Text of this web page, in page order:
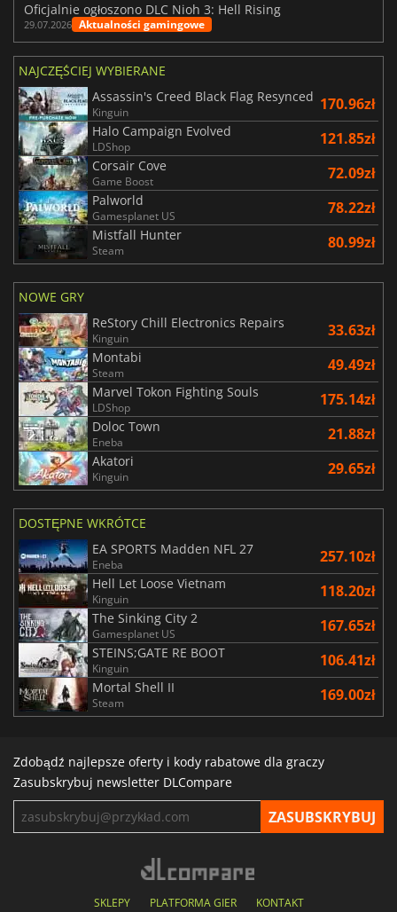
Oficjalnie ogłoszono DLC Nioh 3: Hell Rising
29.07.2026 Aktualności gamingowe
NAJCZĘŚCIEJ WYBIERANE
Assassin's Creed Black Flag Resynced
Kinguin 170.96zł
Halo Campaign Evolved
LDShop 121.85zł
Corsair Cove
Game Boost 72.09zł
Palworld
Gamesplanet US 78.22zł
Mistfall Hunter
Steam 80.99zł
NOWE GRY
ReStory Chill Electronics Repairs
Kinguin 33.63zł
Montabi
Steam 49.49zł
Marvel Tokon Fighting Souls
LDShop 175.14zł
Doloc Town
Eneba 21.88zł
Akatori
Kinguin 29.65zł
DOSTĘPNE WKRÓTCE
EA SPORTS Madden NFL 27
Eneba 257.10zł
Hell Let Loose Vietnam
Kinguin 118.20zł
The Sinking City 2
Gamesplanet US 167.65zł
STEINS;GATE RE BOOT
Kinguin 106.41zł
Mortal Shell II
Steam 169.00zł
Zdobądź najlepsze oferty i kody rabatowe dla graczy
Zasubskrybuj newsletter DLCompare
SKLEPY PLATFORMA GIER KONTAKT